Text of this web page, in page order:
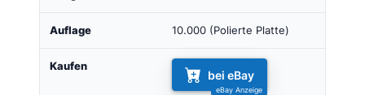
10.000 (Polierte Platte)
bei eBay